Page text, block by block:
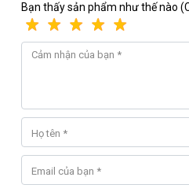
Bạn thấy sản phẩm như thế nào